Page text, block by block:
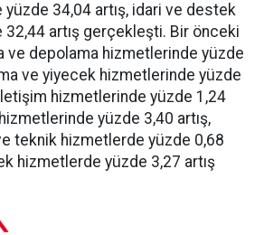
34,04 artış, idari ve destek
artış gerçekleşti. Bir önceki
ve depolama hizmetlerinde yüzde
ve yiyecek hizmetlerinde yüzde
hizmetlerinde yüzde 1,24
yüzde 3,40 artış,
teknik hizmetlerde yüzde 0,68
hizmetlerde yüzde 3,27 artış